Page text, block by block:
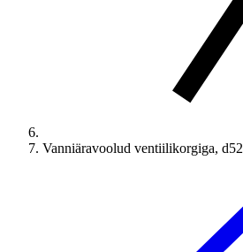
Vanniäravoolud ventiilikorgiga, d52